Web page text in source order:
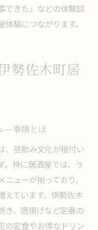
できた」などの体験談
験につながります。
勢佐木町居
ー事情とは
、昼飲み文化が根付い
。特に居酒屋では、ラ
ューが揃っており、
えています。伊勢佐木
き、唐揚げなど定番の
の定食やお得なドリン